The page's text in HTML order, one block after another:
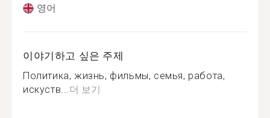
영어
이야기하고 싶은 주제
Политика, жизнь, фильмы, семья, работа,
искуств...더 보기